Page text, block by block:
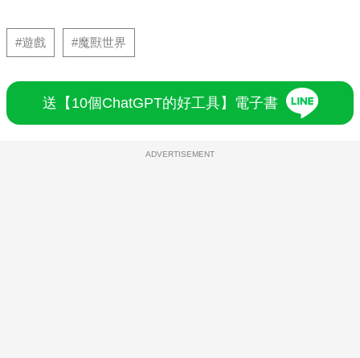
#遊戲 #魔獸世界
送【10個ChatGPT的好工具】電子書
ADVERTISEMENT